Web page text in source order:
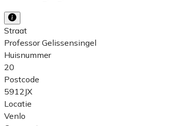
Straat
Professor Gelissensingel
Huisnummer
20
Postcode
5912JX
Locatie
Venlo